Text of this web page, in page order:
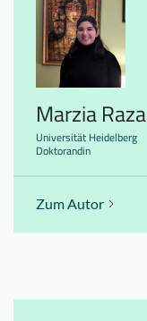
Marzia Raza
Universität Heidelberg
Doktorandin
Zum Autor